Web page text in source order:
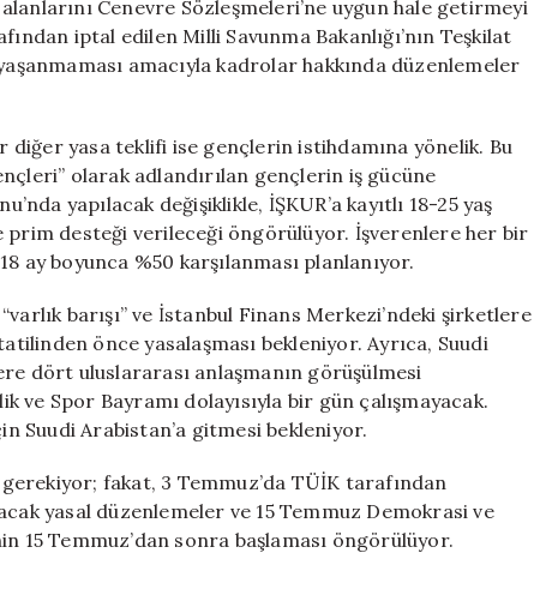
Cenevre Sözleşmeleri’ne uygun hale getirmeyi
iptal edilen Milli Savunma Bakanlığı’nın Teşkilat
amacıyla kadrolar hakkında düzenlemeler
diğer yasa teklifi ise gençlerin istihdamına yönelik. Bu
olarak adlandırılan gençlerin iş gücüne
yapılacak değişiklikle, İŞKUR’a kayıtlı 18-25 yaş
prim desteği verileceği öngörülüyor. İşverenlere her bir
ay boyunca %50 karşılanması planlanıyor.
barışı” ve İstanbul Finans Merkezi’ndeki şirketlere
önce yasalaşması bekleniyor. Ayrıca, Suudi
dört uluslararası anlaşmanın görüşülmesi
ve Spor Bayramı dolayısıyla bir gün çalışmayacak.
Suudi Arabistan’a gitmesi bekleniyor.
fakat, 3 Temmuz’da TÜİK tarafından
yasal düzenlemeler ve 15 Temmuz Demokrasi ve
Temmuz’dan sonra başlaması öngörülüyor.